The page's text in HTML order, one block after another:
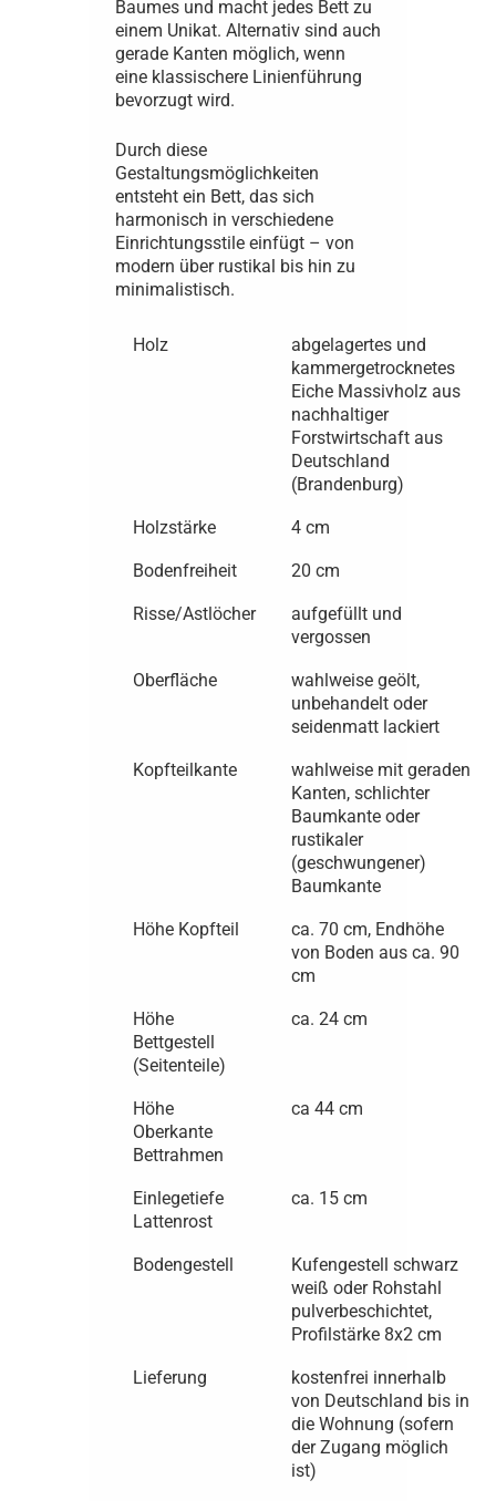
Baumes und macht jedes Bett zu
einem Unikat. Alternativ sind auch
gerade Kanten möglich, wenn
eine klassischere Linienführung
bevorzugt wird.
Durch diese
Gestaltungsmöglichkeiten
entsteht ein Bett, das sich
harmonisch in verschiedene
Einrichtungsstile einfügt – von
modern über rustikal bis hin zu
minimalistisch.
Holz
abgelagertes und
kammergetrocknetes
Eiche Massivholz aus
nachhaltiger
Forstwirtschaft aus
Deutschland
(Brandenburg)
Holzstärke 4 cm
Bodenfreiheit 20 cm
Risse/Astlöcher
aufgefüllt und
vergossen
Oberfläche
wahlweise geölt,
unbehandelt oder
seidenmatt lackiert
Kopfteilkante
wahlweise mit geraden
Kanten, schlichter
Baumkante oder
rustikaler
(geschwungener)
Baumkante
Höhe Kopfteil
ca. 70 cm, Endhöhe
von Boden aus ca. 90
cm
Höhe
Bettgestell
(Seitenteile)
ca. 24 cm
Höhe
Oberkante
Bettrahmen
ca 44 cm
Einlegetiefe
Lattenrost
ca. 15 cm
Bodengestell
Kufengestell schwarz
weiß oder Rohstahl
pulverbeschichtet,
Profilstärke 8x2 cm
Lieferung
kostenfrei innerhalb
von Deutschland bis in
die Wohnung (sofern
der Zugang möglich
ist)